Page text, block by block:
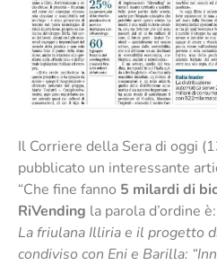
Il Corriere della Sera di oggi
pubblicato un interessante
“Che fine fanno 5 milardi di
RiVending la parola d’ordine
La friulana Illiria e il progetto
condiviso con Eni e Barilla: